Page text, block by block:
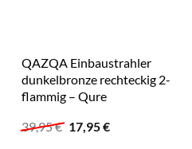
QAZQA Einbaustrahler
dunkelbronze rechteckig 2-
flammig – Qure
39,95€ Ursprünglicher
Preis
17,95€Aktueller